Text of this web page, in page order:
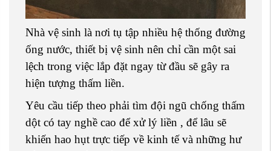
Nhà vệ sinh là nơi tụ tập nhiều hệ thống đường
ống nước, thiết bị vệ sinh nên chỉ cần một sai
lệch trong việc lắp đặt ngay từ đầu sẽ gây ra
hiện tượng thấm liền.
Yêu cầu tiếp theo phải tìm đội ngũ chống thấm
dột có tay nghề cao để xử lý liền , để lâu sẽ
khiến hao hụt trực tiếp về kinh tế và những hư